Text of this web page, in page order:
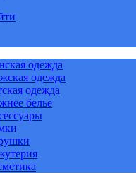
одежда
одежда
одежда
белье